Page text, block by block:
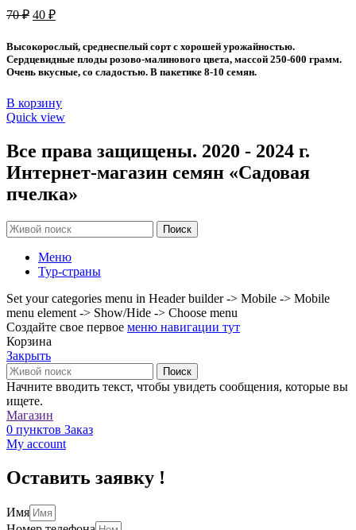
70₽ Первоначальная
составляла
70 ₽.
40 ₽Текущая
40 ₽.
Высокорослый, среднеспелый сорт с хорошей урожайностью.
Сердцевидные плоды розово-малинового цвета, массой 250-600 грамм.
Очень вкусные, со сладостью. В пакетике 8-10 семян.
В корзину
Quick view
Все права защищены. 2020 - 2024 г.
Интернет-магазин семян «Садовая
пчелка»
Поиск
Меню
Тур-страны
Set your categories menu in Header builder -> Mobile -> Mobile
menu element -> Show/Hide -> Choose menu
Создайте свое первое меню навигации тут
Корзина
Закрыть
Поиск
Начните вводить текст, чтобы увидеть сообщения, которые вы
ищете.
Магазин
0 пунктов Заказ
My account
Оставить заявку !
Имя